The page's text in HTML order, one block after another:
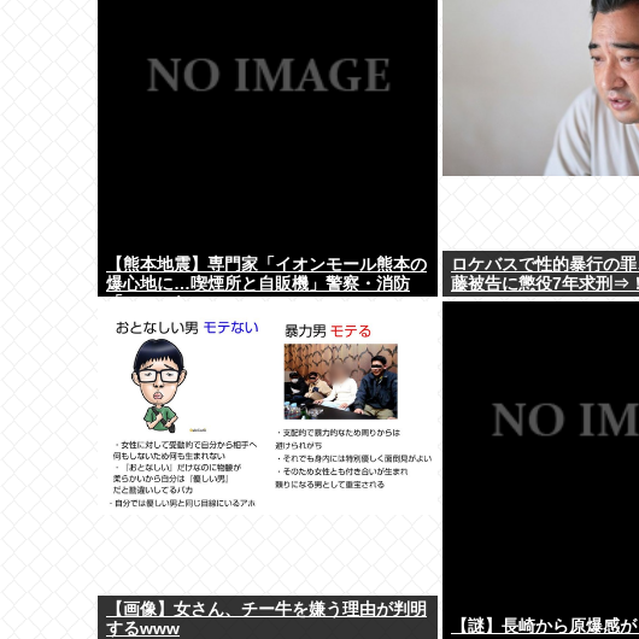
【熊本地震】専門家「イオンモール熊本の
爆心地に…喫煙所と自販機」警察・消防
ロケバスで性的暴行の
藤被告に懲役7年求刑⇒！
【画像】女さん、チー牛を嫌う理由が判明
するwww
【謎】長崎から原爆感